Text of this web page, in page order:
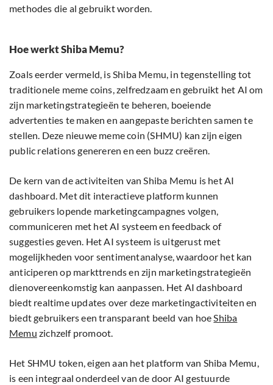
methodes die al gebruikt worden.
Hoe werkt Shiba Memu?
Zoals eerder vermeld, is Shiba Memu, in tegenstelling tot
traditionele meme coins, zelfredzaam en gebruikt het AI om
zijn marketingstrategieën te beheren, boeiende
advertenties te maken en aangepaste berichten samen te
stellen. Deze nieuwe meme coin (SHMU) kan zijn eigen
public relations genereren en een buzz creëren.
De kern van de activiteiten van Shiba Memu is het AI
dashboard. Met dit interactieve platform kunnen
gebruikers lopende marketingcampagnes volgen,
communiceren met het AI systeem en feedback of
suggesties geven. Het AI systeem is uitgerust met
mogelijkheden voor sentimentanalyse, waardoor het kan
anticiperen op markttrends en zijn marketingstrategieën
dienovereenkomstig kan aanpassen. Het AI dashboard
biedt realtime updates over deze marketingactiviteiten en
biedt gebruikers een transparant beeld van hoeShiba
Memu zichzelf promoot.
Het SHMU token, eigen aan het platform van Shiba Memu,
is een integraal onderdeel van de door AI gestuurde